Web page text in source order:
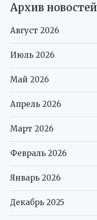
Архив новостей
Август 2026
Июль 2026
Май 2026
Апрель 2026
Март 2026
Февраль 2026
Январь 2026
Декабрь 2025